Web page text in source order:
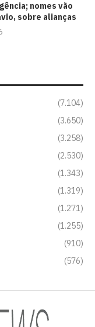
nomes vão
sobre alianças
(7.104)
(3.650)
(3.258)
(2.530)
(1.343)
(1.319)
(1.271)
(1.255)
(910)
(576)